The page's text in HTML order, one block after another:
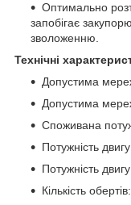
Оптимально
запобігає
зволоженню.
Технічні
Допустима
Допустима
Споживана
Потужність
Потужність
Кількість